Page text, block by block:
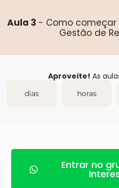
Aula 3 - Como
Gestão de
Aproveite! As
dias horas
Entrar no